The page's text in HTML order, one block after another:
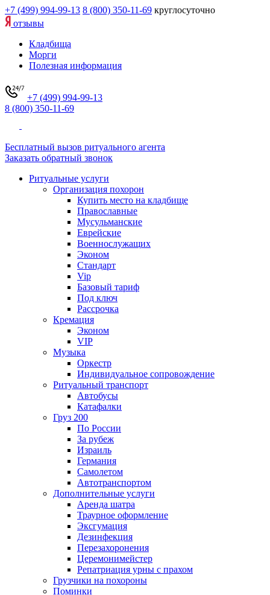
+7 (499) 994-99-13 8 (800) 350-11-69 круглосуточно
отзывы
Кладбища
Морги
Полезная информация
+7 (499) 994-99-13
8 (800) 350-11-69
Бесплатный вызов ритуального агента
Заказать обратный звонок
Ритуальные услуги
Организация похорон
Купить место на кладбище
Православные
Мусульманские
Еврейские
Военнослужащих
Эконом
Стандарт
Vip
Базовый тариф
Под ключ
Рассрочка
Кремация
Эконом
VIP
Музыка
Оркестр
Индивидуальное сопровождение
Ритуальный транспорт
Автобусы
Катафалки
Груз 200
По России
За рубеж
Израиль
Германия
Самолетом
Автотранспортом
Дополнительные услуги
Аренда шатра
Траурное оформление
Эксгумация
Дезинфекция
Перезахоронения
Церемонимейстер
Репатриация урны с прахом
Грузчики на похороны
Поминки